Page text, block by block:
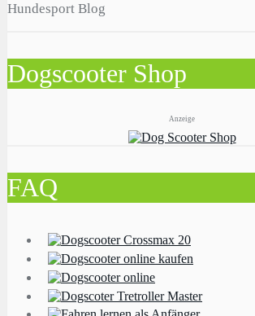
Hundesport Blog
Dogscooter Shop
Anzeige
FAQ